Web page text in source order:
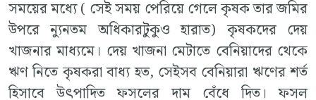
সময়ের মধ্যে ( সেই সময় পেরিয়ে গেলে কৃষক তার জমির
উপরে ন্যুনতম অধিকারটুকুও হারাত) কৃষকদের দেয়
খাজনার মাধ্যমে। দেয় খাজনা মেটাতে বেনিয়াদের থেকে
ঋণ নিতে কৃষকরা বাধ্য হত, সেইসব বেনিয়ারা ঋণের শর্ত
হিসাবে উৎপাদিত ফসলের দাম বেঁধে দিত। ফসল